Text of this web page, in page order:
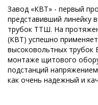
Завод «КВТ» - первый
представивший линейку
трубок ТТШ. На
(КВТ) успешно
высоковольтных трубок
монтаже щитового
подстанций
как очень надежный и